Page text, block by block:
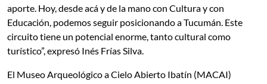
aporte. Hoy, desde acá y de la mano con Cultura y con
Educación, podemos seguir posicionando a Tucumán. Este
circuito tiene un potencial enorme, tanto cultural como
turístico”, expresó Inés Frías Silva.
El Museo Arqueológico a Cielo Abierto Ibatín (MACAI)